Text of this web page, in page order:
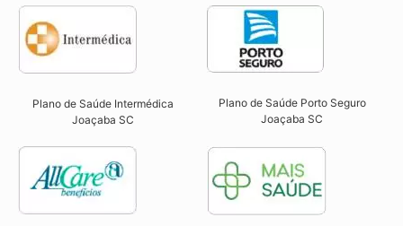
Plano de Saúde Intermédica
Joaçaba SC​
Plano de Saúde Porto Seguro
Joaçaba SC​